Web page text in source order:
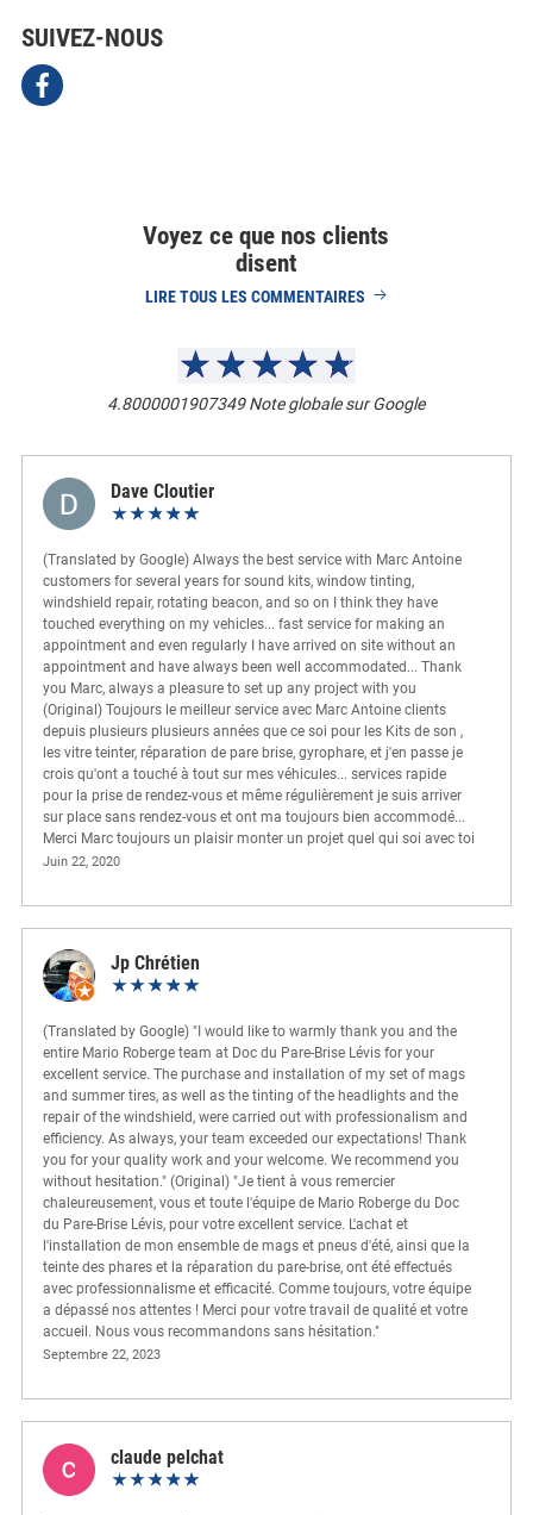
SUIVEZ-NOUS
Voyez ce que nos clients
disent
LIRE TOUS LES COMMENTAIRES
4.8000001907349 Note globale sur Google
Dave Cloutier
(Translated by Google) Always the best service with Marc Antoine
customers for several years for sound kits, window tinting,
windshield repair, rotating beacon, and so on I think they have
touched everything on my vehicles... fast service for making an
appointment and even regularly I have arrived on site without an
appointment and have always been well accommodated... Thank
you Marc, always a pleasure to set up any project with you
(Original) Toujours le meilleur service avec Marc Antoine clients
depuis plusieurs plusieurs années que ce soi pour les Kits de son ,
les vitre teinter, réparation de pare brise, gyrophare, et j'en passe je
crois qu'ont a touché à tout sur mes véhicules... services rapide
pour la prise de rendez-vous et même régulièrement je suis arriver
sur place sans rendez-vous et ont ma toujours bien accommodé...
Merci Marc toujours un plaisir monter un projet quel qui soi avec toi
Juin 22, 2020
Jp Chrétien
(Translated by Google) "I would like to warmly thank you and the
entire Mario Roberge team at Doc du Pare-Brise Lévis for your
excellent service. The purchase and installation of my set of mags
and summer tires, as well as the tinting of the headlights and the
repair of the windshield, were carried out with professionalism and
efficiency. As always, your team exceeded our expectations! Thank
you for your quality work and your welcome. We recommend you
without hesitation." (Original) "Je tient à vous remercier
chaleureusement, vous et toute l'équipe de Mario Roberge du Doc
du Pare-Brise Lévis, pour votre excellent service. L'achat et
l'installation de mon ensemble de mags et pneus d'été, ainsi que la
teinte des phares et la réparation du pare-brise, ont été effectués
avec professionnalisme et efficacité. Comme toujours, votre équipe
a dépassé nos attentes ! Merci pour votre travail de qualité et votre
accueil. Nous vous recommandons sans hésitation."
Septembre 22, 2023
claude pelchat